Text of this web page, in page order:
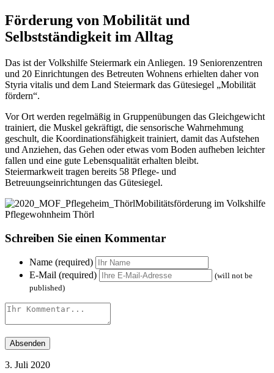
Förderung von Mobilität und
Selbstständigkeit im Alltag
Das ist der Volkshilfe Steiermark ein Anliegen. 19 Seniorenzentren
und 20 Einrichtungen des Betreuten Wohnens erhielten daher von
Styria vitalis und dem Land Steiermark das Gütesiegel „Mobilität
fördern“.
Vor Ort werden regelmäßig in Gruppenübungen das Gleichgewicht
trainiert, die Muskel gekräftigt, die sensorische Wahrnehmung
geschult, die Koordinationsfähigkeit trainiert, damit das Aufstehen
und Anziehen, das Gehen oder etwas vom Boden aufheben leichter
fallen und eine gute Lebensqualität erhalten bleibt.
Steiermarkweit tragen bereits 58 Pflege- und
Betreuungseinrichtungen das Gütesiegel.
Mobilitätsförderung im Volkshilfe
Pflegewohnheim Thörl
Schreiben Sie einen Kommentar
Name (required)
E-Mail (required)
(will not be
published)
3. Juli 2020